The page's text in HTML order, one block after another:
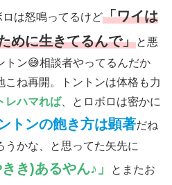
ロは怒鳴ってるけど「ワイは
めに生きてるんで」と悪
トン😅相談者やってるんだか
こね再開。トントンは体格も力
レハマれば、とロボロは密かに
ントンの飽き方は顕著だね
うかな、と思ってた矢先に
き)あるやん♪」 とまたお